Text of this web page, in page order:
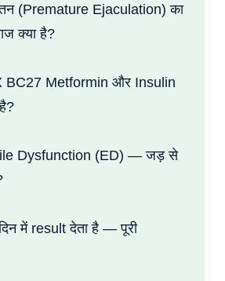
(Premature Ejaculation) का
क्या है?
BC27 Metformin और Insulin
Dysfunction (ED) — जड़ से
में result देता है — पूरी